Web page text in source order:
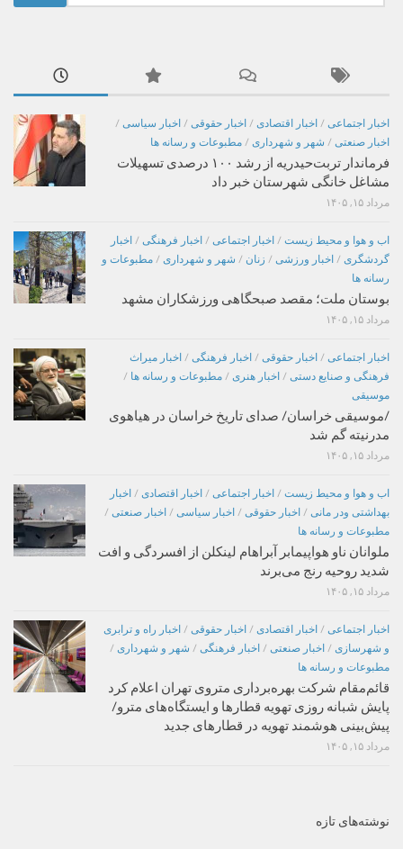
برای:
اخبار اجتماعی / اخبار اقتصادی / اخبار حقوقی / اخبار سیاسی /
اخبار صنعتی / شهر و شهرداری / مطبوعات و رسانه ها
فرماندار تربت‌حیدریه از رشد ۱۰۰ درصدی تسهیلات
مشاغل خانگی شهرستان خبر داد
مرداد ۱۵, ۱۴۰۵
اب و هوا و محیط زیست / اخبار اجتماعی / اخبار فرهنگی / اخبار
گردشگری / اخبار ورزشی / زنان / شهر و شهرداری / مطبوعات و
رسانه ها
بوستان ملت؛ مقصد صبحگاهی ورزشکاران مشهد
مرداد ۱۵, ۱۴۰۵
اخبار اجتماعی / اخبار حقوقی / اخبار فرهنگی / اخبار میراث
فرهنگی و صنایع دستی / اخبار هنری / مطبوعات و رسانه ها /
موسیقی
/موسیقی خراسان/ صدای تاریخ خراسان در هیاهوی
مدرنیته گم شد
مرداد ۱۵, ۱۴۰۵
اب و هوا و محیط زیست / اخبار اجتماعی / اخبار اقتصادی / اخبار
بهداشتی ودر مانی / اخبار حقوقی / اخبار سیاسی / اخبار صنعتی /
مطبوعات و رسانه ها
ملوانان ناو هواپیمابر آبراهام لینکلن از افسردگی و افت
شدید روحیه رنج می‌برند
مرداد ۱۵, ۱۴۰۵
اخبار اجتماعی / اخبار اقتصادی / اخبار حقوقی / اخبار راه و ترابری
و شهرسازی / اخبار صنعتی / اخبار فرهنگی / شهر و شهرداری /
مطبوعات و رسانه ها
قائم‌مقام شرکت بهره‌برداری متروی تهران اعلام کرد
پایش شبانه روزی تهویه قطارها و ایستگاه‌های مترو/
پیش‌بینی هوشمند تهویه در قطارهای جدید
مرداد ۱۵, ۱۴۰۵
نوشته‌های تازه